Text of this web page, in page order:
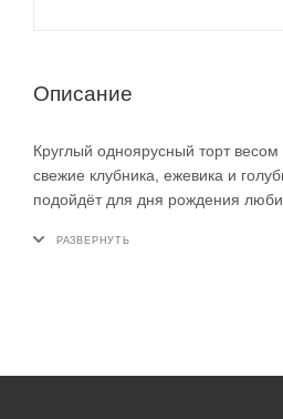
Описание
Круглый одноярусный торт
свежие клубника, ежевика и
подойдёт для дня рождения